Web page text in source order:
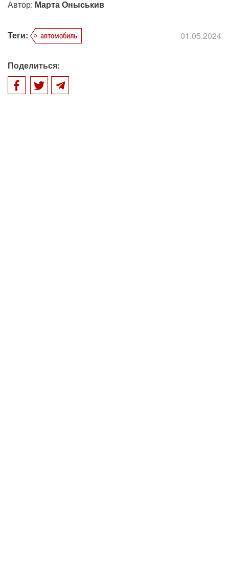
Автор: Марта Оныськив
Теги: автомобиль 01.05.2024
Поделиться: